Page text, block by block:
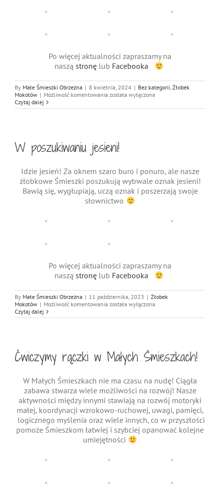
Po więcej aktualności zapraszamy na
nasząstronę lub Facebooka
By Małe Śmieszki Obrzeżna | 8 kwietnia, 2024 | Bez kategorii, Żłobek
Mokotów | Możliwość komentowania Wiosna
Małych
została wyłączona
Czytaj dalej
W poszukiwaniu jesieni!
Idzie jesień! Za oknem szaro buro i ponuro, ale nasze
żłobkowe Śmieszki poszukują wytrwale oznak jesieni!
Bawią się, wygłupiają, uczą oznak i poszerzają swoje
słownictwo
Po więcej aktualności zapraszamy na
nasząstronę lub Facebooka
By Małe Śmieszki Obrzeżna | 11 października, 2023 | Żłobek
Mokotów | Możliwość komentowania W
jesieni!
została wyłączona
Czytaj dalej
Ćwiczymy rączki w Małych Śmieszkach!
W Małych Śmieszkach nie ma czasu na nudę! Ciągła
zabawa stwarza wiele możliwości na rozwój! Nasze
aktywności między innymi stawiają na rozwój motoryki
małej, koordynacji wzrokowo-ruchowej, uwagi, pamięci,
logicznego myślenia oraz wiele innych, co w przyszłości
pomoże Śmieszkom łatwiej i szybciej opanować kolejne
umiejętności